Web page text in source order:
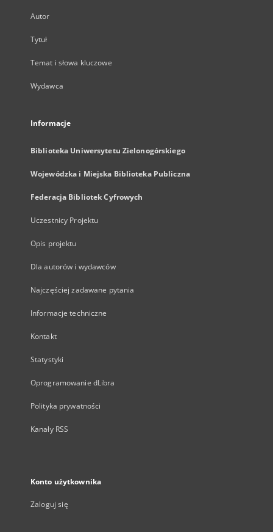
Autor
Tytuł
Temat i słowa kluczowe
Wydawca
Informacje
Biblioteka Uniwersytetu Zielonogórskiego
Wojewódzka i Miejska Biblioteka Publiczna
Federacja Bibliotek Cyfrowych
Uczestnicy Projektu
Opis projektu
Dla autorów i wydawców
Najczęściej zadawane pytania
Informacje techniczne
Kontakt
Statystyki
Oprogramowanie dLibra
Polityka prywatności
Kanały RSS
Konto użytkownika
Zaloguj się